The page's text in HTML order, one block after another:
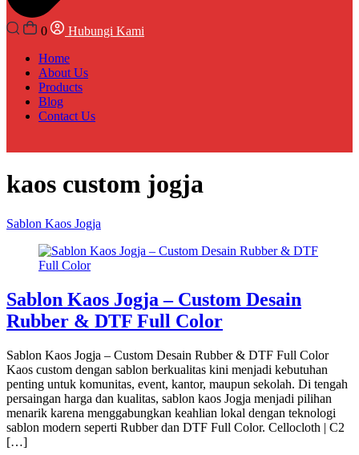
0
Hubungi Kami
Home
About Us
Products
Blog
Contact Us
kaos custom jogja
Sablon Kaos Jogja
Sablon Kaos Jogja – Custom Desain
Rubber & DTF Full Color
Sablon Kaos Jogja – Custom Desain Rubber & DTF Full Color
Kaos custom dengan sablon berkualitas kini menjadi kebutuhan
penting untuk komunitas, event, kantor, maupun sekolah. Di tengah
persaingan harga dan kualitas, sablon kaos Jogja menjadi pilihan
menarik karena menggabungkan keahlian lokal dengan teknologi
sablon modern seperti Rubber dan DTF Full Color. Cellocloth | C2
[…]